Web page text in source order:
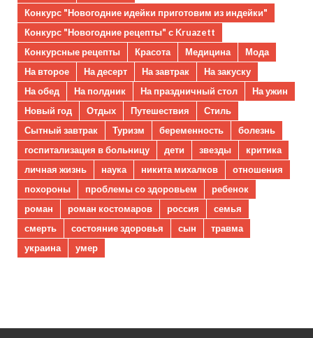
Конкурс "Новогодние идейки приготовим из индейки"
Конкурс "Новогодние рецепты" с Kruazett
Конкурсные рецепты
Красота Медицина
Мода
На второе
На десерт На завтрак
На закуску
На обед
На полдник На праздничный стол
На ужин
Новый год
Отдых Путешествия
Стиль
Сытный завтрак
Туризм беременность
болезнь
госпитализация в больницу
дети звезды
критика
личная жизнь
наука никита михалков
отношения
похороны
проблемы со здоровьем
ребенок
роман
роман костомаров россия
семья
смерть
состояние здоровья сын
травма
украина
умер